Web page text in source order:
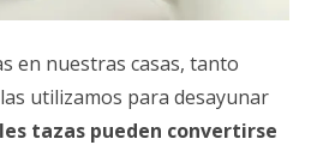
en nuestras casas, tanto
utilizamos para desayunar
tazas pueden convertirse